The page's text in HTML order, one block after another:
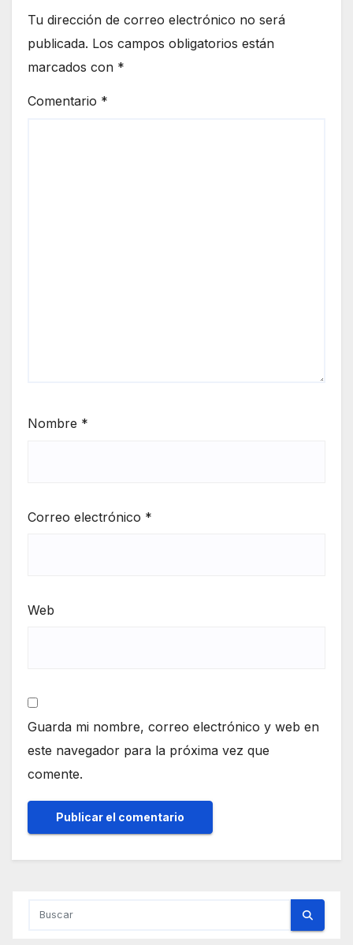
Tu dirección de correo electrónico no será
publicada. Los campos obligatorios están
marcados con *
Comentario *
Nombre *
Correo electrónico *
Web
Guarda mi nombre, correo electrónico y web en
este navegador para la próxima vez que
comente.